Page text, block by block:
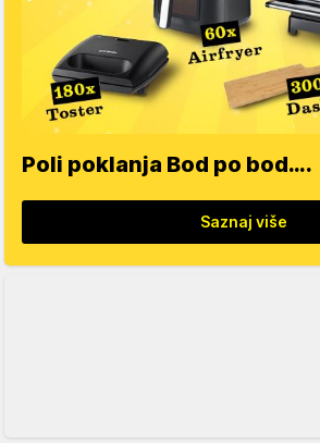
Poli poklanja Bod po bod….
Saznaj više